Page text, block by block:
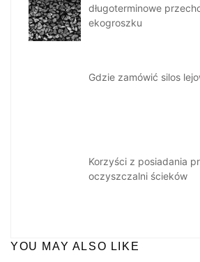
długoterminowe
ekogroszku
Gdzie zamówić silos
Korzyści z posiadania
oczyszczalni ścieków
YOU MAY ALSO LIKE